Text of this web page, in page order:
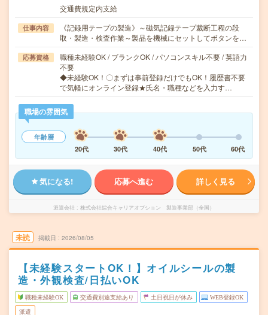
交通費規定内支給
仕事内容
《記録用テープの製造》～磁気記録テープ裁断工程の段
取・製造・検査作業～製品を機械にセットしてボタンを…
応募資格
職種未経験OK / ブランクOK / パソコンスキル不要 / 英語力
不要
◆未経験OK！〇まずは事前登録だけでもOK！履歴書不要
で気軽にオンライン登録★氏名・職種などを入力す…
職場の雰囲気
年齢層
20代
30代 40代 50代 60代
気になる! 応募へ進む 詳しく見る
派遣会社 株式会社綜合キャリアオプション 製造事業部（全国）
未読 掲載日 2026/08/05
【未経験スタートOK！】オイルシールの製
造・外観検査/日払いOK
職種未経験OK 交通費別途支給あり 土日祝日が休み WEB登録OK
派遣